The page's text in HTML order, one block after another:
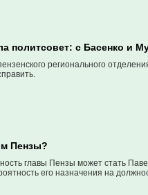
политсовет: с Басенко и
регионального
Пензы?
главы Пензы может стать
его назначения на